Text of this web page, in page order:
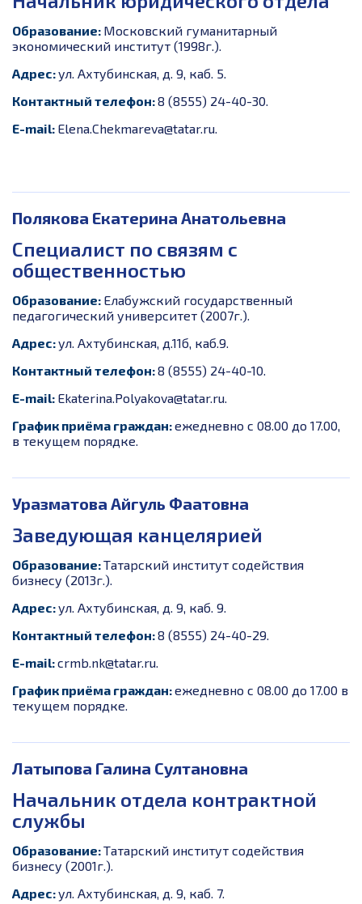
Образование: Московский гуманитарный
экономический институт (1998г.).
Адрес:ул. Ахтубинская, д. 9, каб. 5.
Контактный телефон:8 (8555) 24-40-30.
E-mail: Elena.Chekmareva@tatar.ru.
Полякова Екатерина Анатольевна
Специалист по связям с
общественностью
Образование: Елабужский государственный
педагогический университет (2007г.).
Адрес:ул. Ахтубинская, д.11б, каб.9.
Контактный телефон:8 (8555) 24-40-10.
E-mail: Ekaterina.Polyakova@tatar.ru.
График приёма граждан:ежедневно с 08.00 до 17.00,
в текущем порядке.
Уразматова Айгуль Фаатовна
Заведующая канцелярией
Образование:Татарский институт содействия
бизнесу (2013г.).
Адрес:ул. Ахтубинская, д. 9, каб. 9.
Контактный телефон:8 (8555) 24-40-29.
E-mail:crmb.nk@tatar.ru.
График приёма граждан:ежедневно с 08.00 до 17.00 в
текущем порядке.
Латыпова Галина Султановна
Начальник отдела контрактной
службы
Образование:Татарский институт содействия
бизнесу (2001г.).
Адрес:ул. Ахтубинская, д. 9, каб. 7.